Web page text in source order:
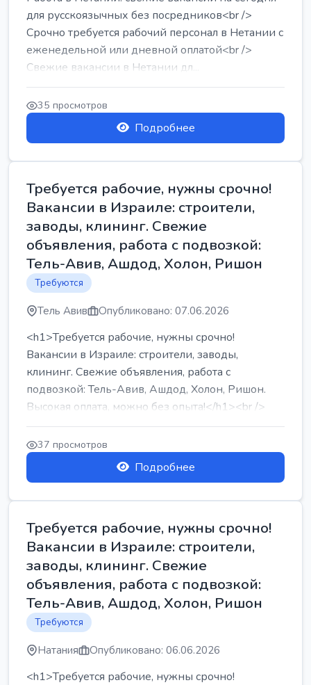
для русскоязычных без посредников<br />
Срочно требуется рабочий персонал в Нетании с
еженедельной или дневной оплатой<br />
Свежие вакансии в Нетании дл...
35 просмотров
Подробнее
Требуется рабочие, нужны срочно!
Вакансии в Израиле: строители,
заводы, клининг. Свежие
объявления, работа с подвозкой:
Тель-Авив, Ашдод, Холон, Ришон
Требуются
Тель Авив Опубликовано: 07.06.2026
<h1>Требуется рабочие, нужны срочно!
Вакансии в Израиле: строители, заводы,
клининг. Свежие объявления, работа с
подвозкой: Тель-Авив, Ашдод, Холон, Ришон.
Высокая оплата, можно без опыта!</h1><br />
...
37 просмотров
Подробнее
Требуется рабочие, нужны срочно!
Вакансии в Израиле: строители,
заводы, клининг. Свежие
объявления, работа с подвозкой:
Тель-Авив, Ашдод, Холон, Ришон
Требуются
Натания Опубликовано: 06.06.2026
<h1>Требуется рабочие, нужны срочно!